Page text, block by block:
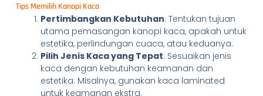
Tips Memilih Kanopi Kaca
Pertimbangkan Kebutuhan: Tentukan tujuan
utama pemasangan kanopi kaca, apakah untuk
estetika, perlindungan cuaca, atau keduanya.
Pilih Jenis Kaca yang Tepat: Sesuaikan jenis
kaca dengan kebutuhan keamanan dan
estetika. Misalnya, gunakan kaca laminated
untuk keamanan ekstra.